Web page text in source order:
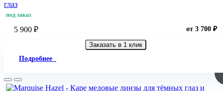
глаз
под заказ
5 900 ₽ от 3 700 ₽
Заказать в 1 клик
Подробнее